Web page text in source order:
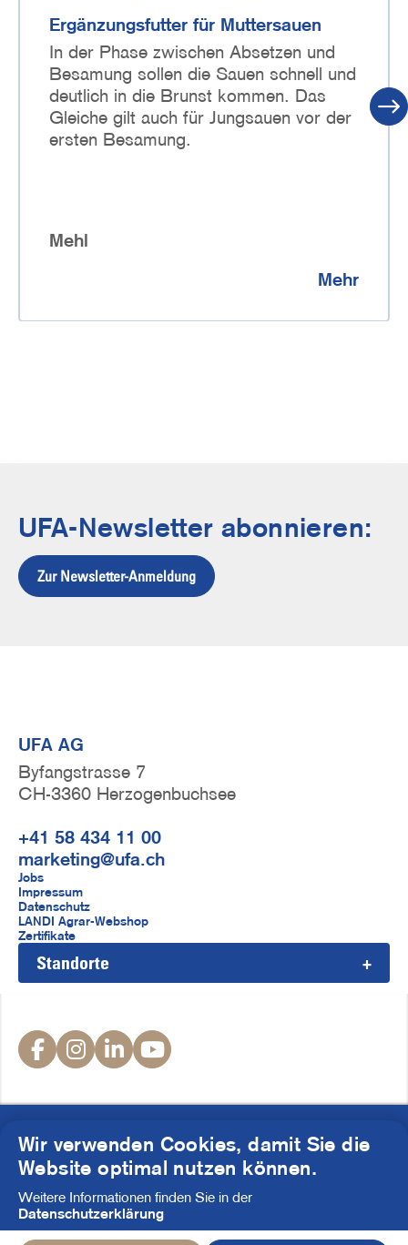
Ergänzungsfutter für Muttersauen
In der Phase zwischen Absetzen und
Besamung sollen die Sauen schnell und
deutlich in die Brunst kommen. Das
Gleiche gilt auch für Jungsauen vor der
ersten Besamung.
Mehl
Mehr
UFA-Newsletter abonnieren:
Zur Newsletter-Anmeldung
UFA AG
Byfangstrasse 7
CH-3360 Herzogenbuchsee
+41 58 434 11 00
marketing@ufa.ch
F
u
ß
z
i
l
Jobs
Impressum
Datenschutz
LANDI Agrar-Webshop
Zertifikate
Standorte
S
o
c
i
a
l
M
© UFA AG 2026
Wir verwenden Cookies, damit Sie die
Website optimal nutzen können.
Weitere Informationen finden Sie in der
Datenschutzerklärung